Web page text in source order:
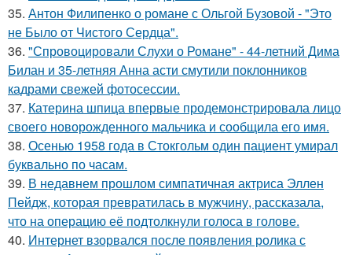
35. Антон Филипенко о романе с Ольгой Бузовой - "Это
не Было от Чистого Сердца".
36. "Спровоцировали Слухи о Романе" - 44-летний Дима
Билан и 35-летняя Анна асти смутили поклонников
кадрами свежей фотосессии.
37. Катерина шпица впервые продемонстрировала лицо
своего новорожденного мальчика и сообщила его имя.
38. Осенью 1958 года в Стокгольм один пациент умирал
буквально по часам.
39. В недавнем прошлом симпатичная актриса Эллен
Пейдж, которая превратилась в мужчину, рассказала,
что на операцию её подтолкнули голоса в голове.
40. Интернет взорвался после появления ролика с